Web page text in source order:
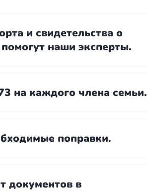
и свидетельства о
наши эксперты.
на каждого члена семьи.
поправки.
документов в